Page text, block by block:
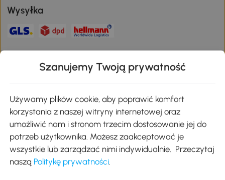
Wysyłka
Pobierz aplikację Aosom
Google Play
Szanujemy Twoją prywatność
Używamy plików cookie, aby poprawić komfort
korzystania z naszej witryny internetowej oraz
umożliwić nam i stronom trzecim dostosowanie jej do
potrzeb użytkownika. Możesz zaakceptować je
wszystkie lub zarządzać nimi indywidualnie. Przeczytaj
naszą Politykę prywatności.